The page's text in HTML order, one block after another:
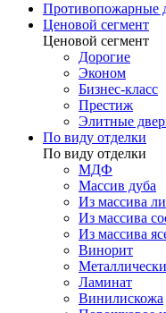
Противопожарные
Ценовой сегмент
Ценовой сегмент
Дорогие
Эконом
Бизнес-класс
Престиж
Элитные
По виду отделки
По виду отделки
МДФ
Массив дуба
Из массива
Из массива
Из массива
Винорит
Ламинат
Винилискожа